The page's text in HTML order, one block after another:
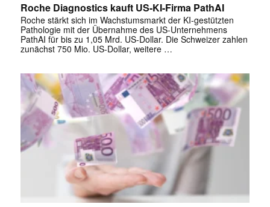
Roche Diagnostics kauft US-KI-Firma PathAI
Roche stärkt sich im Wachstumsmarkt der KI-gestützten
Pathologie mit der Übernahme des US-Unternehmens
PathAI für bis zu 1,05 Mrd. US-Dollar. Die Schweizer zahlen
zunächst 750 Mio. US-Dollar, weitere …